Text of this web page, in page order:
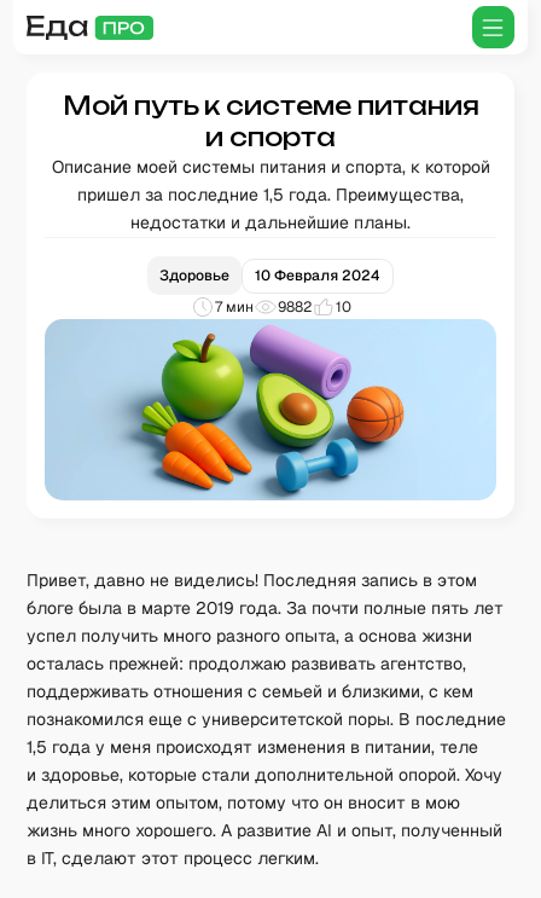
Мой путь к системе питания
и спорта
Описание моей системы питания и спорта, к которой
пришел за последние 1,5 года. Преимущества,
недостатки и дальнейшие планы.
Здоровье
10 Февраля 2024
7мин 9882 10
Привет, давно не виделись! Последняя запись в этом
блоге была в марте 2019 года. За почти полные пять лет
успел получить много разного опыта, а основа жизни
осталась прежней: продолжаю развивать агентство,
поддерживать отношения с семьей и близкими, с кем
познакомился еще с университетской поры. В последние
1,5 года у меня происходят изменения в питании, теле
и здоровье, которые стали дополнительной опорой. Хочу
делиться этим опытом, потому что он вносит в мою
жизнь много хорошего. А развитие AI и опыт, полученный
в IT, сделают этот процесс легким.